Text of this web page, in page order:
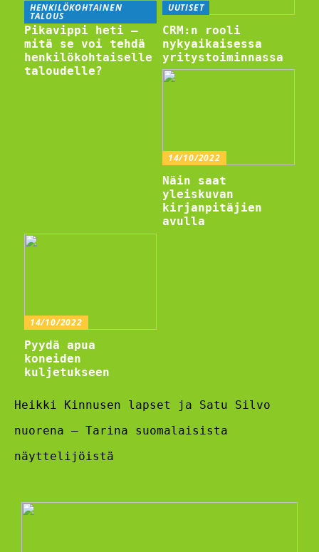
HENKILÖKOHTAINEN
TALOUS
Pikavippi heti –
mitä se voi tehdä
henkilökohtaiselle
taloudelle?
UUTISET
CRM:n rooli
nykyaikaisessa
yritystoiminnassa
14/10/2022
Näin saat
yleiskuvan
kirjanpitäjien
avulla
14/10/2022
Pyydä apua
koneiden
kuljetukseen
Heikki Kinnusen lapset ja Satu Silvo
nuorena – Tarina suomalaisista
näyttelijöistä